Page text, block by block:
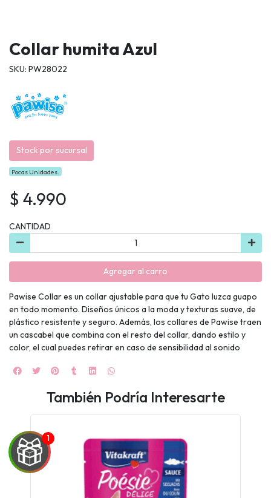
Collar humita Azul
SKU: PW28022
Stock por sucursal
Pocas Unidades.
$ 4.990
CANTIDAD
Agregar al carro
Pawise Collar es un collar ajustable para que tu Gato luzca guapo
en todo momento. Diseños únicos a la moda y texturas suave, de
plástico resistente y seguro. Además, los collares de Pawise traen
un cascabel que combina con el resto del collar, dando estilo y
color, el cual puedes retirar en caso de sensibilidad al sonido
También Podría Interesarte